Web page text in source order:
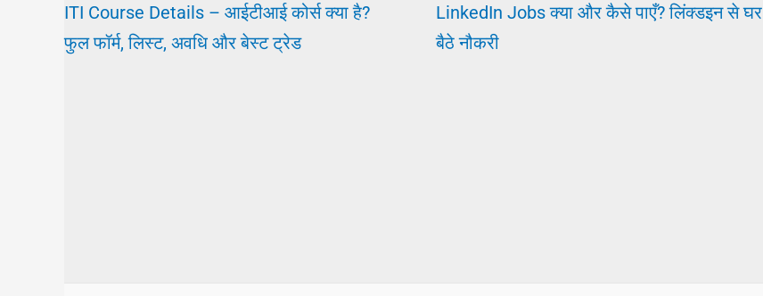
ITI Course Details – आईटीआई कोर्स क्या है?
फुल फॉर्म, लिस्ट, अवधि और बेस्ट ट्रेड
LinkedIn Jobs क्या और कैसे पाएँ? लिंक्डइन से घर
बैठे नौकरी